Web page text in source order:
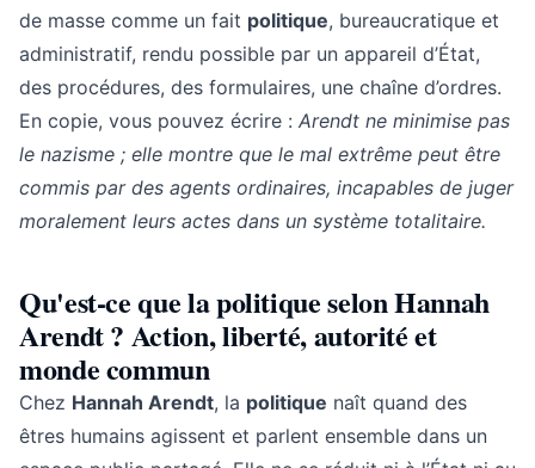
de masse comme un fait politique, bureaucratique et
administratif, rendu possible par un appareil d’État,
des procédures, des formulaires, une chaîne d’ordres.
En copie, vous pouvez écrire : Arendt ne minimise pas
le nazisme ; elle montre que le mal extrême peut être
commis par des agents ordinaires, incapables de juger
moralement leurs actes dans un système totalitaire.
Qu'est-ce que la politique selon Hannah
Arendt ? Action, liberté, autorité et
monde commun
Chez Hannah Arendt, la politique naît quand des
êtres humains agissent et parlent ensemble dans un